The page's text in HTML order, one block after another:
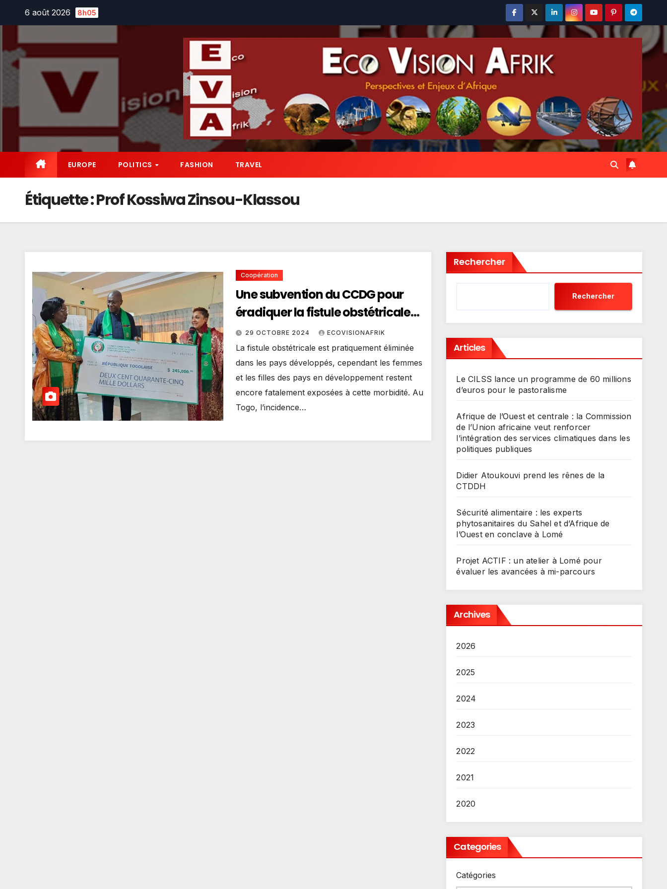
6 août 2026 8h05
EUROPE POLITICS FASHION TRAVEL
Étiquette :Prof Kossiwa Zinsou-Klassou
Coopération
Une subvention du CCDG pour
éradiquer la fistule obstétricale
au Togo
29 OCTOBRE 2024 ECOVISIONAFRIK
La fistule obstétricale est pratiquement éliminée
dans les pays développés, cependant les femmes
et les filles des pays en développement restent
encore fatalement exposées à cette morbidité. Au
Togo, l’incidence…
Rechercher
Rechercher
Articles
Le CILSS lance un programme de 60 millions
d’euros pour le pastoralisme
Afrique de l’Ouest et centrale : la Commission
de l’Union africaine veut renforcer
l’intégration des services climatiques dans les
politiques publiques
Didier Atoukouvi prend les rênes de la
CTDDH
Sécurité alimentaire : les experts
phytosanitaires du Sahel et d’Afrique de
l’Ouest en conclave à Lomé
Projet ACTIF : un atelier à Lomé pour
évaluer les avancées à mi-parcours
Archives
2026
2025
2024
2023
2022
2021
2020
Categories
Catégories